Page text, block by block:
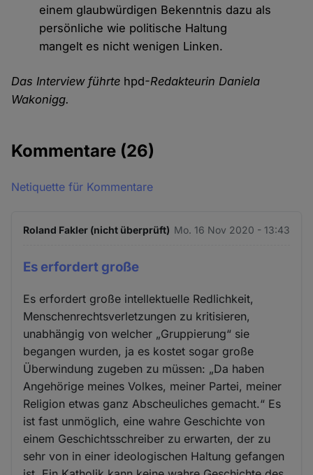
einem glaubwürdigen Bekenntnis dazu als
persönliche wie politische Haltung
mangelt es nicht wenigen Linken.
Das Interview führte hpd-Redakteurin Daniela
Wakonigg.
Kommentare (26)
Netiquette für Kommentare
Roland Fakler (nicht überprüft) Mo. 16 Nov 2020 - 13:43
Es erfordert große
Es erfordert große intellektuelle Redlichkeit,
Menschenrechtsverletzungen zu kritisieren,
unabhängig von welcher „Gruppierung“ sie
begangen wurden, ja es kostet sogar große
Überwindung zugeben zu müssen: „Da haben
Angehörige meines Volkes, meiner Partei, meiner
Religion etwas ganz Abscheuliches gemacht.“ Es
ist fast unmöglich, eine wahre Geschichte von
einem Geschichtsschreiber zu erwarten, der zu
sehr von in einer ideologischen Haltung gefangen